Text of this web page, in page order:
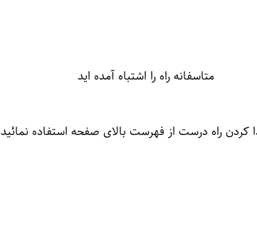
متاسفانه راه را اشتباه آمده اید
کردن راه درست از فهرست بالای صفحه استفاده نمائید